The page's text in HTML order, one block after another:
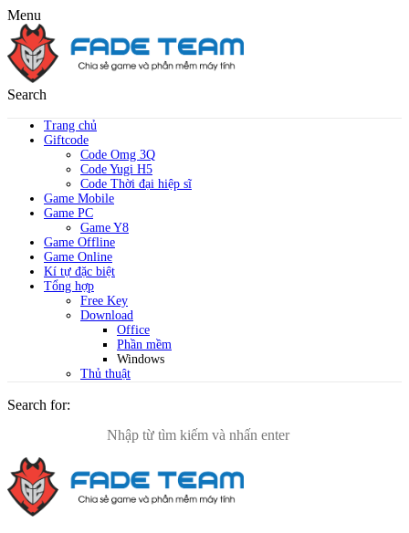
Menu
Search
Trang chủ
Giftcode
Code Omg 3Q
Code Yugi H5
Code Thời đại hiệp sĩ
Game Mobile
Game PC
Game Y8
Game Offline
Game Online
Kí tự đặc biệt
Tổng hợp
Free Key
Download
Office
Phần mềm
Windows
Thủ thuật
Search for: